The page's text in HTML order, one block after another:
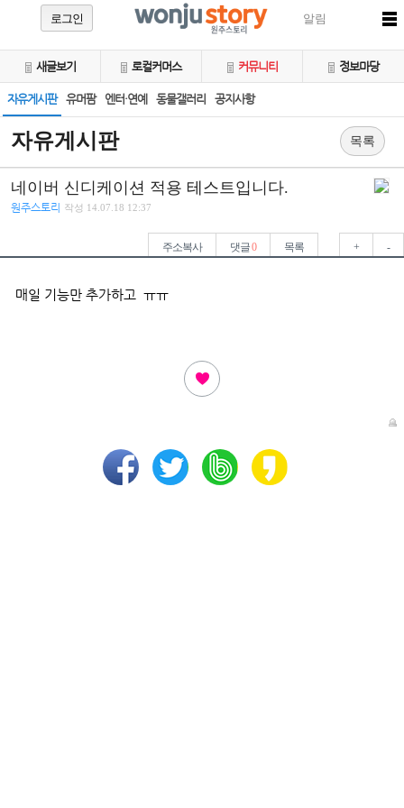
로그인 알림
새글보기 로컬커머스 커뮤니티 정보마당
자유게시판 유머팜 엔터·연예 동물갤러리 공지사항
자유게시판 목록
네이버 신디케이션 적용 테스트입니다.
원주스토리 작성 14.07.18 12:37
주소복사 댓글0 목록 + -
매일 기능만 추가하고 ㅠㅠ